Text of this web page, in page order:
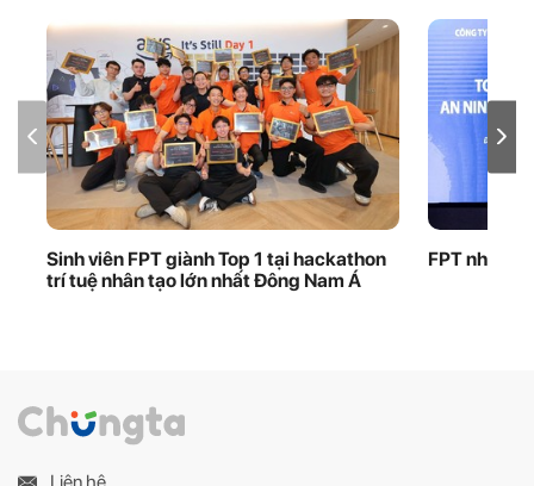
Sinh viên FPT giành Top 1 tại hackathon
trí tuệ nhân tạo lớn nhất Đông Nam Á
FPT nhận